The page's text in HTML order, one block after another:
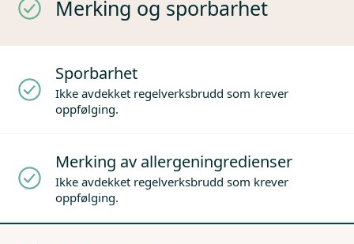
Merking og sporbarhet
Sporbarhet
Ikke avdekket regelverksbrudd som krever
oppfølging.
Merking av allergeningredienser
Ikke avdekket regelverksbrudd som krever
oppfølging.